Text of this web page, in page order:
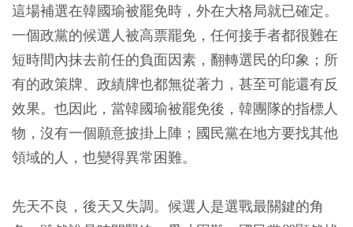
這場補選在韓國瑜被罷免時，外在大格局就已確定。
一個政黨的候選人被高票罷免，任何接手者都很難在
短時間內抹去前任的負面因素，翻轉選民的印象；所
有的政策牌、政績牌也都無從著力，甚至可能還有反
效果。也因此，當韓國瑜被罷免後，韓團隊的指標人
物，沒有一個願意披掛上陣；國民黨在地方要找其他
領域的人，也變得異常困難。
先天不良，後天又失調。候選人是選戰最關鍵的角